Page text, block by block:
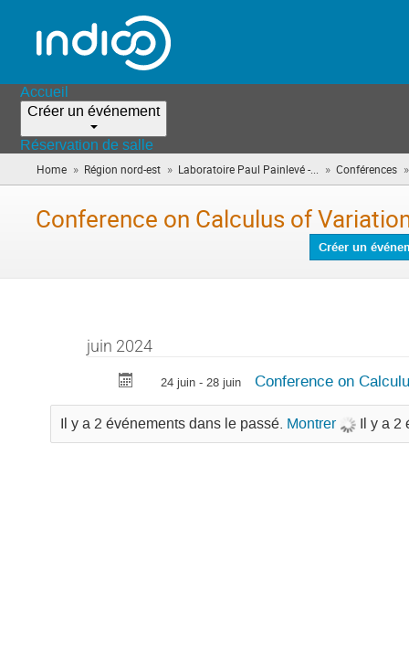
Accueil
Créer un événement
Réservation de salle
Home » Région nord-est » Laboratoire Paul Painlevé -... » Conférences »
Conference on Calculus of
Créer un
juin 2024
24 juin - 28 juin Conference on
Il y a 2 événements dans le passé. Montrer Il y a 2